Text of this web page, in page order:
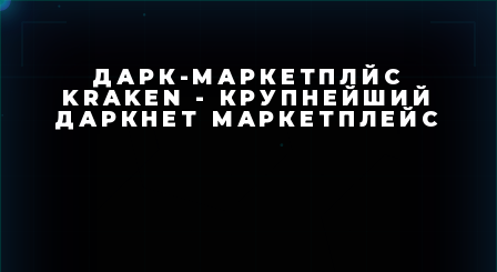
ДАРК-МАРКЕТПЛЙС
KRAKEN - КРУПНЕЙШИЙ
ДАРКНЕТ МАРКЕТПЛЕЙС